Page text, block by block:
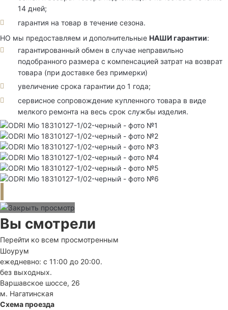
14 дней;
гарантия на товар в течение сезона.
НО мы предоставляем и дополнительные НАШИ гарантии:
гарантированный обмен в случае неправильно
подобранного размера с компенсацией затрат на возврат
товара (при доставке без примерки)
увеличение срока гарантии до 1 года;
сервисное сопровождение купленного товара в виде
мелкого ремонта на весь срок службы изделия.
Вы смотрели
Перейти ко всем просмотренным
Шоурум
ежедневно: с 11:00 до 20:00.
без выходных.
Варшавское шоссе, 26
м. Нагатинская
Схема проезда